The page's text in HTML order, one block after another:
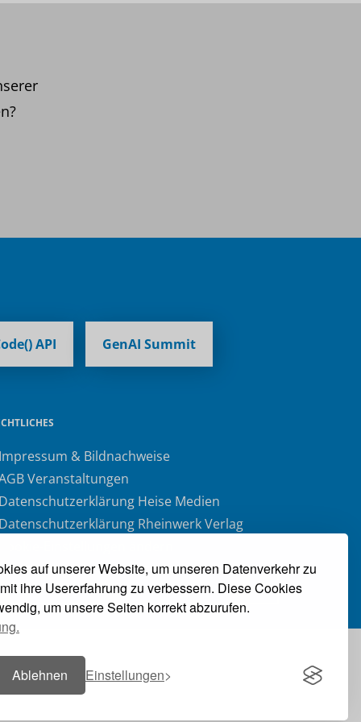
auf unserer Website, um unseren Datenverkehr zu
ihre Usererfahrung zu verbessern. Diese Cookies
um unsere Seiten korrekt abzurufen.
Ablehnen Einstellungen
API GenAI Summit
& Bildnachweise
Veranstaltungen
Heise Medien
Rheinwerk Verlag
Vertrag widerrufen